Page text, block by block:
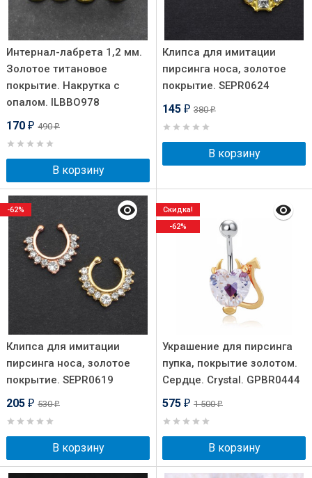
Интернал-лабрета 1,2 мм.
Золотое титановое
покрытие. Накрутка с
опалом. ILBBO978
170 ₽ 490₽
В корзину
Клипса для имитации
пирсинга носа, золотое
покрытие. SEPR0624
145 ₽ 380₽
В корзину
Клипса для имитации
пирсинга носа, золотое
покрытие. SEPR0619
205 ₽ 530₽
В корзину
-62%
Украшение для пирсинга
пупка, покрытие золотом.
Сердце. Crystal. GPBR0444
575 ₽ 1 500₽
В корзину
Скидка!
-62%